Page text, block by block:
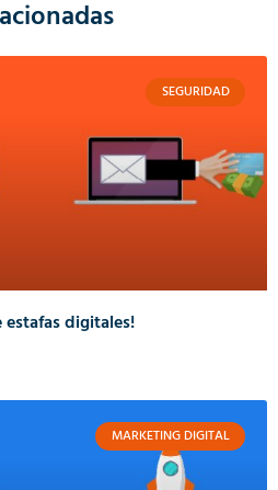
SEGURIDAD
estafas digitales!
MARKETING DIGITAL